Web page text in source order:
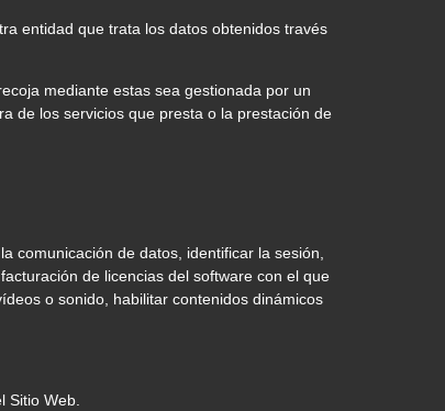
entidad que trata los datos obtenidos través
mediante estas sea gestionada por un
de los servicios que presta o la prestación de
comunicación de datos, identificar la sesión,
de licencias del software con el que
o sonido, habilitar contenidos dinámicos
Sitio Web.